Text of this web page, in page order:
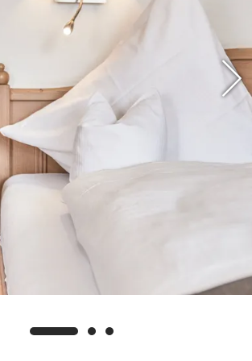
an, um Abwehrkräfte
Erfrischen Sie sich im
einer kühlen Dusche
Sie sich im Ruheraum
im Winkl bietet Ihnen
und
Wanderwege,
Rad- und
18-Loch-
Loipen und zahlreiche
um nur einige zu
findet sicher jeder das
unser Gast: Wir sind